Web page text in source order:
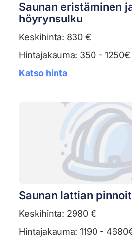
Saunan eristäminen
höyrynsulku
Keskihinta: 830 €
Hintajakauma: 350 - 1250€
Katso hinta
Saunan lattian
Keskihinta: 2980 €
Hintajakauma: 1190 -